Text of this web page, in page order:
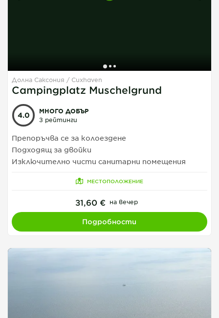
Долна Саксония Cuxhaven
Campingplatz Muschelgrund
4.0
МНОГО ДОБЪР
3 рейтинги
Препоръчва се за колоездене
Подходящ за двойки
Изключително чисти санитарни помещения
МЕСТОПОЛОЖЕНИЕ
31,60 € на вечер
Подробности